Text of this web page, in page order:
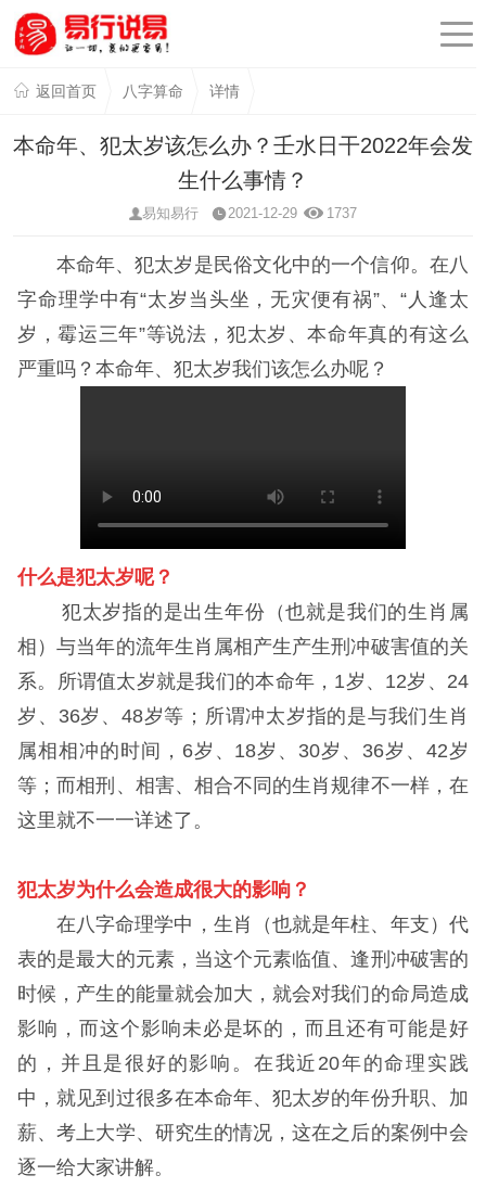
返回首页 八字算命 详情
本命年、犯太岁该怎么办？壬水日干2022年会发
生什么事情？
易知易行 2021-12-29 1737
本命年、犯太岁是民俗文化中的一个信仰。在八
字命理学中有“太岁当头坐，无灾便有祸”、“人逢太
岁，霉运三年”等说法，犯太岁、本命年真的有这么
严重吗？本命年、犯太岁我们该怎么办呢？
什么是犯太岁呢？
犯太岁指的是出生年份（也就是我们的生肖属
相）与当年的流年生肖属相产生产生刑冲破害值的关
系。所谓值太岁就是我们的本命年，1岁、12岁、24
岁、36岁、48岁等；所谓冲太岁指的是与我们生肖
属相相冲的时间，6岁、18岁、30岁、36岁、42岁
等；而相刑、相害、相合不同的生肖规律不一样，在
这里就不一一详述了。
犯太岁为什么会造成很大的影响？
在八字命理学中，生肖（也就是年柱、年支）代
表的是最大的元素，当这个元素临值、逢刑冲破害的
时候，产生的能量就会加大，就会对我们的命局造成
影响，而这个影响未必是坏的，而且还有可能是好
的，并且是很好的影响。在我近20年的命理实践
中，就见到过很多在本命年、犯太岁的年份升职、加
薪、考上大学、研究生的情况，这在之后的案例中会
逐一给大家讲解。